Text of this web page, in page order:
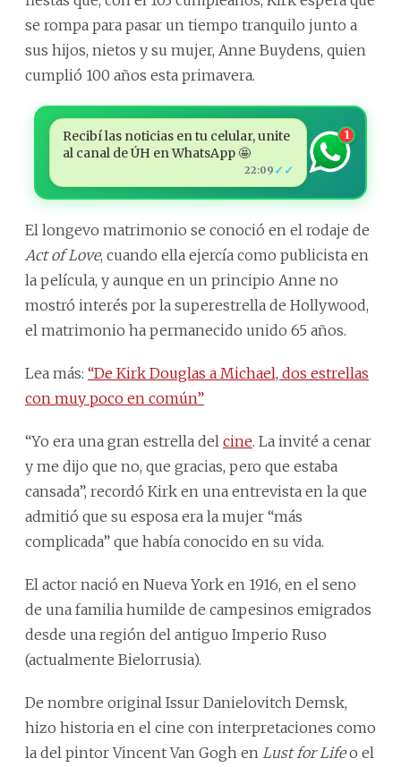
se rompa para pasar un tiempo tranquilo junto a
sus hijos, nietos y su mujer, Anne Buydens, quien
cumplió 100 años esta primavera.
Recibí las noticias en tu celular, unite
al canal de ÚH en WhatsApp 🤩
22:09 ✓✓
1
El longevo matrimonio se conoció en el rodaje de
Act of Love, cuando ella ejercía como publicista en
la película, y aunque en un principio Anne no
mostró interés por la superestrella de Hollywood,
el matrimonio ha permanecido unido 65 años.
Lea más: “De Kirk Douglas a Michael, dos estrellas
con muy poco en común”
“Yo era una gran estrella del cine. La invité a cenar
y me dijo que no, que gracias, pero que estaba
cansada”, recordó Kirk en una entrevista en la que
admitió que su esposa era la mujer “más
complicada” que había conocido en su vida.
El actor nació en Nueva York en 1916, en el seno
de una familia humilde de campesinos emigrados
desde una región del antiguo Imperio Ruso
(actualmente Bielorrusia).
De nombre original Issur Danielovitch Demsk,
hizo historia en el cine con interpretaciones como
la del pintor Vincent Van Gogh en Lust for Lifeo el